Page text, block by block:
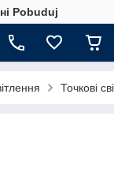
Pobuduj
Точкові